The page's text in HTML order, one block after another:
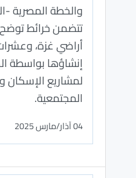
تتضمن خرائط
أراضي غزة،
إنشاؤها بواسطة
لمشاريع الإسكان
المجتمعية.
04 آذار/مارس 2025